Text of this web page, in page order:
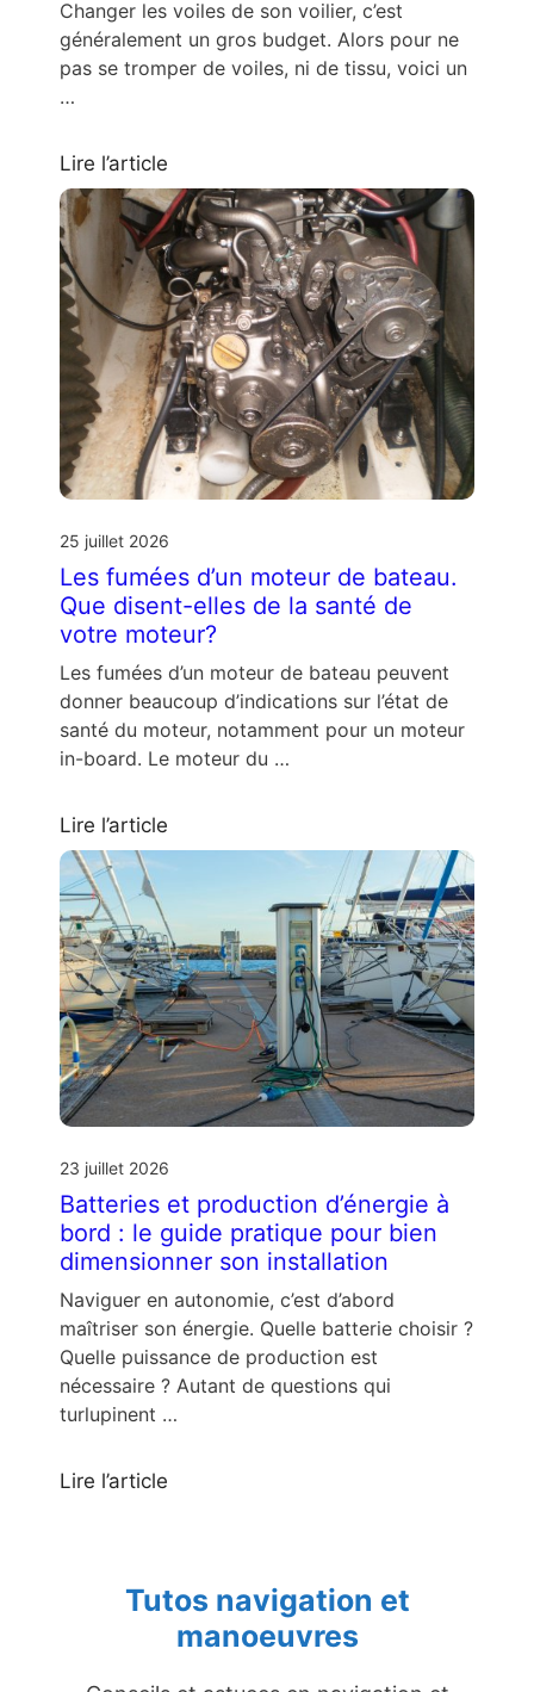
Changer les voiles de son voilier, c’est
généralement un gros budget. Alors pour ne
pas se tromper de voiles, ni de tissu, voici un
…
Lire l’article
25 juillet 2026
Les fumées d’un moteur de bateau.
Que disent-elles de la santé de
votre moteur?
Les fumées d’un moteur de bateau peuvent
donner beaucoup d’indications sur l’état de
santé du moteur, notamment pour un moteur
in-board. Le moteur du …
Lire l’article
23 juillet 2026
Batteries et production d’énergie à
bord : le guide pratique pour bien
dimensionner son installation
Naviguer en autonomie, c’est d’abord
maîtriser son énergie. Quelle batterie choisir ?
Quelle puissance de production est
nécessaire ? Autant de questions qui
turlupinent …
Lire l’article
Tutos navigation et
manoeuvres